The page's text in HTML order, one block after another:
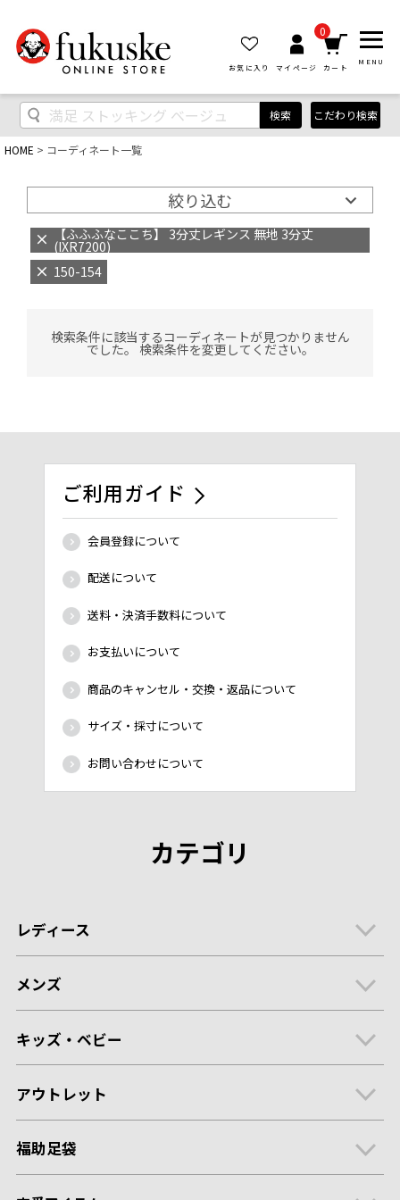
お気に入り マイページ
0
カート
MENU
検索 こだわり検索
HOME コーディネート一覧
絞り込む
【ふふふなここち】 3分丈レギンス 無地 3分丈
(IXR7200)
150-154
検索条件に該当するコーディネートが見つかりません
でした。 検索条件を変更してください。
ご利用ガイド
会員登録について
配送について
送料・決済手数料について
お支払いについて
商品のキャンセル・交換・返品について
サイズ・採寸について
お問い合わせについて
カテゴリ
レディース
メンズ
キッズ・ベビー
アウトレット
福助足袋